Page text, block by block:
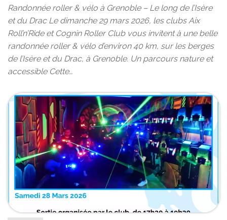
Randonnée roller & vélo à Grenoble – Le long de l’Isère
et du Drac Le dimanche 29 mars 2026, les clubs Aix
Roll’n’Ride et Cognin Roller Club vous invitent à une belle
randonnée roller & vélo d’environ 40 km, sur les berges
de l’Isère et du Drac, à Grenoble. Un parcours nature et
accessible Cette…